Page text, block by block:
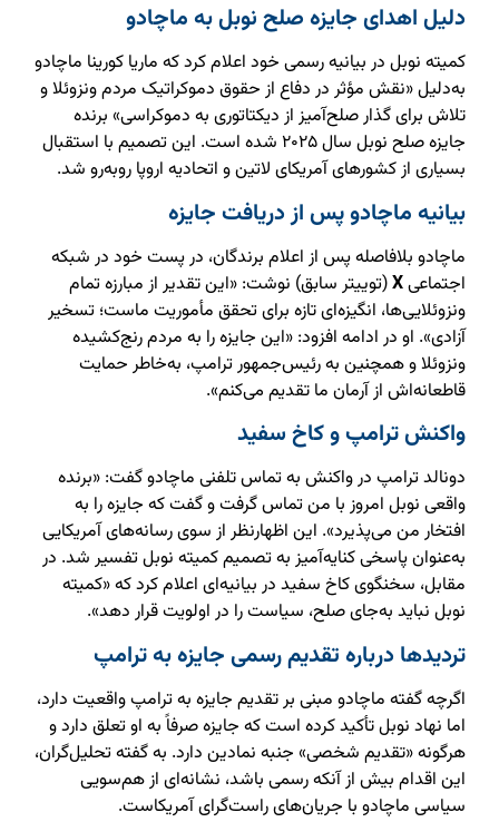
دلیل اهدای جایزه صلح نوبل به ماچادو
کمیته نوبل در بیانیه رسمی خود اعلام کرد که ماریا کورینا ماچادو
به‌دلیل «نقش مؤثر در دفاع از حقوق دموکراتیک مردم ونزوئلا و
تلاش برای گذار صلح‌آمیز از دیکتاتوری به دموکراسی» برنده
جایزه صلح نوبل سال ۲۰۲۵ شده است. این تصمیم با استقبال
بسیاری از کشورهای آمریکای لاتین و اتحادیه اروپا روبه‌رو شد.
بیانیه ماچادو پس از دریافت جایزه
ماچادو بلافاصله پس از اعلام برندگان، در پست خود در شبکه
اجتماعیX(توییتر سابق) نوشت: «این تقدیر از مبارزه تمام
ونزوئلایی‌ها، انگیزه‌ای تازه برای تحقق مأموریت ماست؛ تسخیر
آزادی». او در ادامه افزود: «این جایزه را به مردم رنج‌کشیده
ونزوئلا و همچنین به رئیس‌جمهور ترامپ، به‌خاطر حمایت
قاطعانه‌اش از آرمان ما تقدیم می‌کنم».
واکنش ترامپ و کاخ سفید
دونالد ترامپ در واکنش به تماس تلفنی ماچادو گفت: «برنده
واقعی نوبل امروز با من تماس گرفت و گفت که جایزه را به
افتخار من می‌پذیرد». این اظهارنظر از سوی رسانه‌های آمریکایی
به‌عنوان پاسخی کنایه‌آمیز به تصمیم کمیته نوبل تفسیر شد. در
مقابل، سخنگوی کاخ سفید در بیانیه‌ای اعلام کرد که «کمیته
نوبل نباید به‌جای صلح، سیاست را در اولویت قرار دهد».
تردیدها درباره تقدیم رسمی جایزه به ترامپ
اگرچه گفته ماچادو مبنی بر تقدیم جایزه به ترامپ واقعیت دارد،
اما نهاد نوبل تأکید کرده است که جایزه صرفاً به او تعلق دارد و
هرگونه «تقدیم شخصی» جنبه نمادین دارد. به گفته تحلیل‌گران،
این اقدام بیش از آنکه رسمی باشد، نشانه‌ای از هم‌سویی
سیاسی ماچادو با جریان‌های راست‌گرای آمریکاست.